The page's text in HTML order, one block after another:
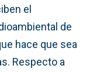
el
de
hace que sea
Respecto a